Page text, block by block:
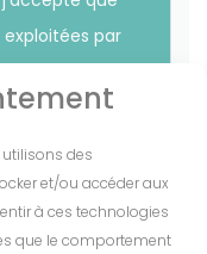
utilisons des
et/ou accéder aux
à ces technologies
que le comportement
par